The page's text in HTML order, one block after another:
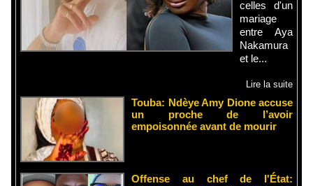
celles d'un
mariage
entre Aya
Nakamura
et le...
Lire la suite
Touba: Ndèye Amy Dione accuse
un proche de l’avoir
empoisonnée avant de mourir
Offense au chef de l'État: